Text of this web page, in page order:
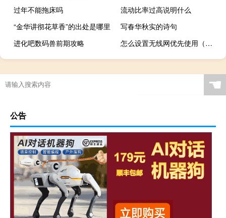
过年不能拖床吗
流动比率过高说明什么
“金华讲彻花草香”的出处是哪里
写春华秋实的诗句
进化吧数码兽前期攻略
怎么设置无线网优先使用（怎么设置无线网）
☚
公告